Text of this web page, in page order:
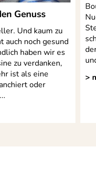
Genuss
Und kaum zu
auch noch gesund
haben wir es
zu verdanken,
ist als eine
oder
>